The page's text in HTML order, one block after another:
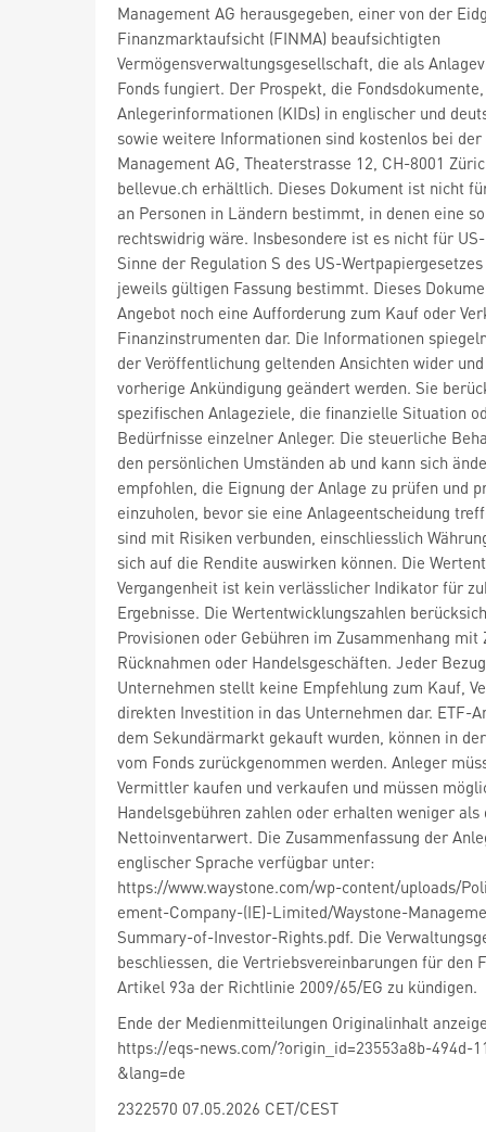
Management AG herausgegeben, einer von der
Finanzmarktaufsicht (FINMA) beaufsichtigten
Vermögensverwaltungsgesellschaft, die als
Fonds fungiert. Der Prospekt, die
Anlegerinformationen (KIDs) in englischer und
sowie weitere Informationen sind kostenlos bei der
Management AG, Theaterstrasse 12, CH-8001
bellevue.ch erhältlich. Dieses Dokument ist nicht
an Personen in Ländern bestimmt, in denen eine
rechtswidrig wäre. Insbesondere ist es nicht für
Sinne der Regulation S des US-
jeweils gültigen Fassung bestimmt. Dieses
Angebot noch eine Aufforderung zum Kauf oder
Finanzinstrumenten dar. Die Informationen
der Veröffentlichung geltenden Ansichten wider
vorherige Ankündigung geändert werden. Sie
spezifischen Anlageziele, die finanzielle Situation
Bedürfnisse einzelner Anleger. Die steuerliche
den persönlichen Umständen ab und kann sich
empfohlen, die Eignung der Anlage zu prüfen und
einzuholen, bevor sie eine Anlageentscheidung
sind mit Risiken verbunden, einschliesslich
sich auf die Rendite auswirken können. Die
Vergangenheit ist kein verlässlicher Indikator für
Ergebnisse. Die Wertentwicklungszahlen
Provisionen oder Gebühren im Zusammenhang mit
Rücknahmen oder Handelsgeschäften. Jeder
Unternehmen stellt keine Empfehlung zum Kauf,
direkten Investition in das Unternehmen dar. ETF-
dem Sekundärmarkt gekauft wurden, können in
vom Fonds zurückgenommen werden. Anleger
Vermittler kaufen und verkaufen und müssen
Handelsgebühren zahlen oder erhalten weniger als
Nettoinventarwert. Die Zusammenfassung der
englischer Sprache verfügbar unter:
https://www.waystone.com/wp-content/uploads/
ement-Company-(IE)-Limited/Waystone-
Summary-of-Investor-Rights.pdf. Die
beschliessen, die Vertriebsvereinbarungen für den
Artikel 93a der Richtlinie 2009/65/EG zu kündigen.
Ende der Medienmitteilungen Originalinhalt
https://eqs-news.com/?origin_id=23553a8b-494d-
&lang=de
2322570 07.05.2026 CET/CEST